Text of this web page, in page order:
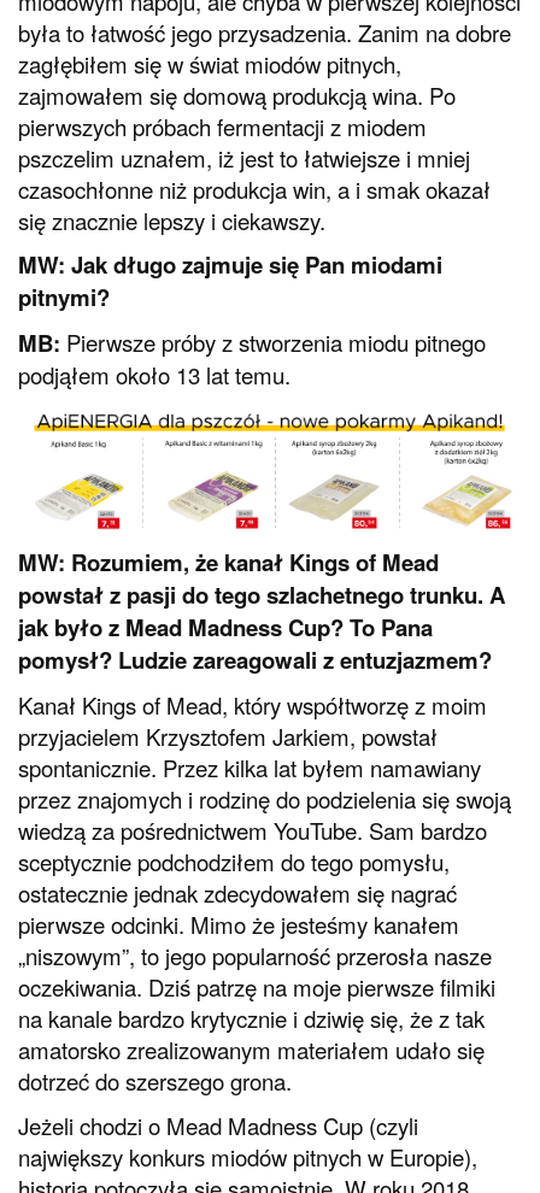
była to łatwość jego przysadzenia. Zanim na dobre
zagłębiłem się w świat miodów pitnych,
zajmowałem się domową produkcją wina. Po
pierwszych próbach fermentacji z miodem
pszczelim uznałem, iż jest to łatwiejsze i mniej
czasochłonne niż produkcja win, a i smak okazał
się znacznie lepszy i ciekawszy.
MW: Jak długo zajmuje się Pan miodami
pitnymi?
MB: Pierwsze próby z stworzenia miodu pitnego
podjąłem około 13 lat temu.
MW: Rozumiem, że kanał Kings of Mead
powstał z pasji do tego szlachetnego trunku. A
jak było z Mead Madness Cup? To Pana
pomysł? Ludzie zareagowali z entuzjazmem?
Kanał Kings of Mead, który współtworzę z moim
przyjacielem Krzysztofem Jarkiem, powstał
spontanicznie. Przez kilka lat byłem namawiany
przez znajomych i rodzinę do podzielenia się swoją
wiedzą za pośrednictwem YouTube. Sam bardzo
sceptycznie podchodziłem do tego pomysłu,
ostatecznie jednak zdecydowałem się nagrać
pierwsze odcinki. Mimo że jesteśmy kanałem
„niszowym”, to jego popularność przerosła nasze
oczekiwania. Dziś patrzę na moje pierwsze filmiki
na kanale bardzo krytycznie i dziwię się, że z tak
amatorsko zrealizowanym materiałem udało się
dotrzeć do szerszego grona.
Jeżeli chodzi o Mead Madness Cup (czyli
największy konkurs miodów pitnych w Europie),